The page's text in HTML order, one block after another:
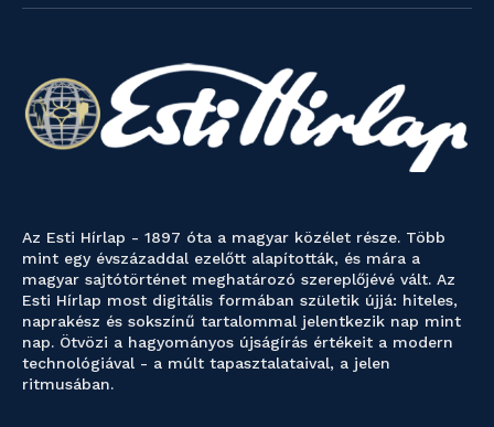
Az Esti Hírlap - 1897 óta a magyar közélet része. Több
mint egy évszázaddal ezelőtt alapították, és mára a
magyar sajtótörténet meghatározó szereplőjévé vált. Az
Esti Hírlap most digitális formában születik újjá: hiteles,
naprakész és sokszínű tartalommal jelentkezik nap mint
nap. Ötvözi a hagyományos újságírás értékeit a modern
technológiával - a múlt tapasztalataival, a jelen
ritmusában.